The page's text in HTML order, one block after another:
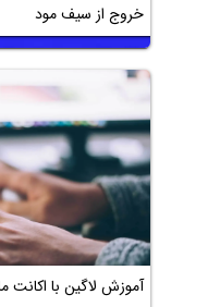
خروج از سیف مود
آموزش لاگین با اکانت